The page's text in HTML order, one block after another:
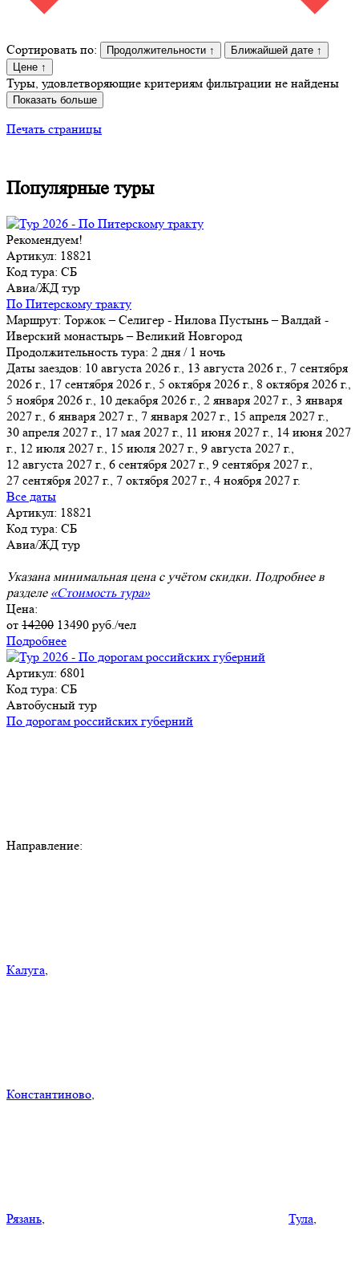
Сортировать по: Продолжительности ↑ Ближайшей дате ↑
Цене ↑
Туры, удовлетворяющие критериям фильтрации не найдены
Показать больше
Печать страницы
Популярные туры
Рекомендуем!
Артикул: 18821
Код тура: СБ
Авиа/ЖД тур
По Питерскому тракту
Маршрут: Торжок – Селигер - Нилова Пустынь – Валдай -
Иверский монастырь – Великий Новгород
Продолжительность тура: 2 дня / 1 ночь
Даты заездов: 10 августа 2026 г., 13 августа 2026 г., 7 сентября
2026 г., 17 сентября 2026 г., 5 октября 2026 г., 8 октября 2026 г.,
5 ноября 2026 г.
, 10 декабря 2026 г., 2 января 2027 г., 3 января
2027 г., 6 января 2027 г., 7 января 2027 г., 15 апреля 2027 г.,
30 апреля 2027 г., 17 мая 2027 г., 11 июня 2027 г., 14 июня 2027
г., 12 июля 2027 г., 15 июля 2027 г., 9 августа 2027 г.,
12 августа 2027 г., 6 сентября 2027 г., 9 сентября 2027 г.,
27 сентября 2027 г., 7 октября 2027 г., 4 ноября 2027 г.
Все даты
Артикул: 18821
Код тура: СБ
Авиа/ЖД тур
Указана минимальная цена с учётом скидки. Подробнее в
разделе «Стоимость тура»
Цена:
от 14200 13490 руб./чел
Подробнее
Артикул: 6801
Код тура: СБ
Автобусный тур
По дорогам российских губерний
Направление:
Калуга
Константиново
Рязань Тула